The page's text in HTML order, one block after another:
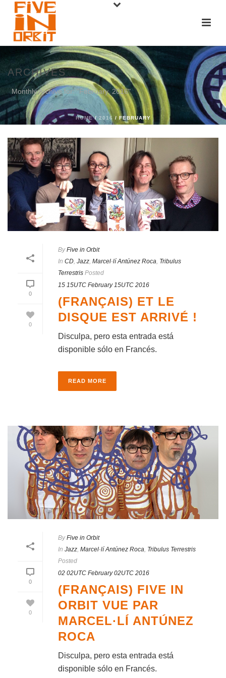
ARCHIVES
Monthly Archive for: "February, 2016"
HOME/ 2016 / FEBRUARY
0
0
ByFive in Orbit
In CD Jazz Marcel·lí Antúnez Roca Tribulus
Terrestris Posted
15 15UTC February 15UTC 2016
(FRANÇAIS) ET LE
DISQUE EST ARRIVÉ !
Disculpa, pero esta entrada está
disponible sólo en Francés.
READ MORE
0
0
ByFive in Orbit
In Jazz Marcel·lí Antúnez Roca Tribulus Terrestris
Posted
02 02UTC February 02UTC 2016
(FRANÇAIS) FIVE IN
ORBIT VUE PAR
MARCEL·LÍ ANTÚNEZ
ROCA
Disculpa, pero esta entrada está
disponible sólo en Francés.